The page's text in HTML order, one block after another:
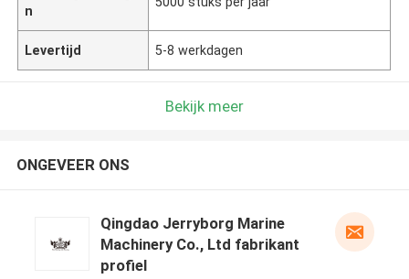
n
Levertijd 5-8 werkdagen
Bekijk meer
ONGEVEER ONS
Qingdao Jerryborg Marine
Machinery Co., Ltd fabrikant
profiel